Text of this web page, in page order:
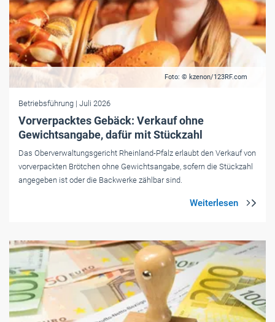
Foto: © kzenon/123RF.com
Betriebsführung | Juli 2026
Vorverpacktes Gebäck: Verkauf ohne
Gewichtsangabe, dafür mit Stückzahl
Das Oberverwaltungsgericht Rheinland-Pfalz erlaubt den Verkauf von
vorverpackten Brötchen ohne Gewichtsangabe, sofern die Stückzahl
angegeben ist oder die Backwerke zählbar sind.